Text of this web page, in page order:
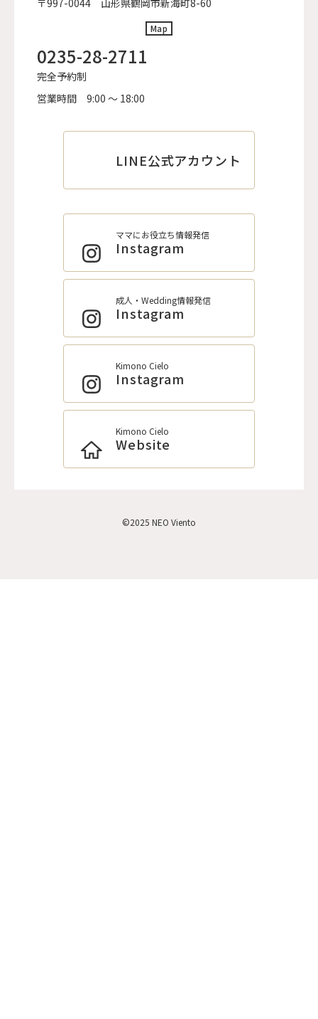
Map
0235-28-2711
完全予約制
営業時間 9:00 ～ 18:00
LINE公式アカウント
ママにお役立ち情報発信
Instagram
成人・Wedding情報発信
Instagram
Kimono Cielo
Instagram
Kimono Cielo
Website
©2025 NEO Viento